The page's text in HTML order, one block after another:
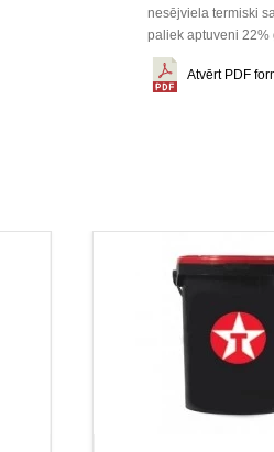
nesējviela termiski
paliek aptuveni 22%
Atvērt PDF